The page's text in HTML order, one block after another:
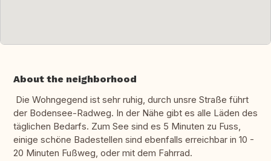
About the neighborhood
Die Wohngegend ist sehr ruhig, durch unsre Straße führt
der Bodensee-Radweg. In der Nähe gibt es alle Läden des
täglichen Bedarfs. Zum See sind es 5 Minuten zu Fuss,
einige schöne Badestellen sind ebenfalls erreichbar in 10 -
20 Minuten Fußweg, oder mit dem Fahrrad.